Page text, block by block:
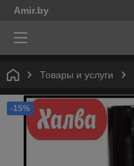
Amir.by
Товары и услуги
-15%